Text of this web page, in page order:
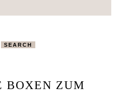
SEARCH
BOXEN ZUM